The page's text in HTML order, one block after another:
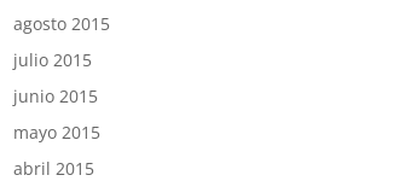
agosto 2015
julio 2015
junio 2015
mayo 2015
abril 2015